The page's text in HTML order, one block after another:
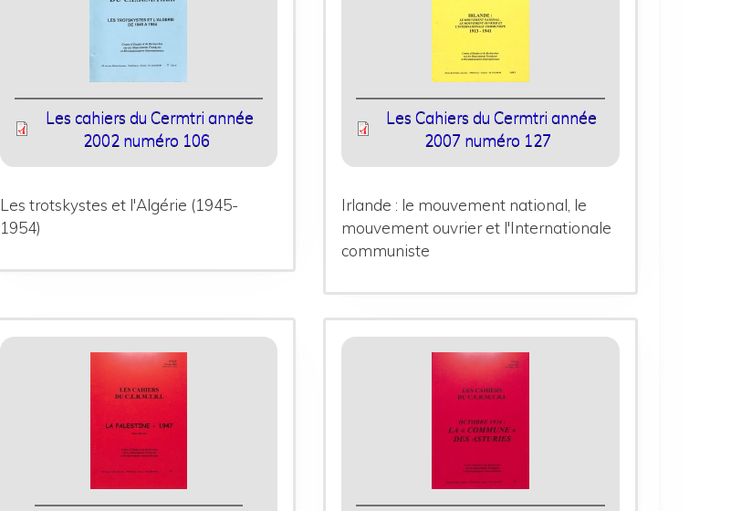
Les cahiers du Cermtri année
2002 numéro 106
Les trotskystes et l'Algérie (1945-
1954)
Les Cahiers du Cermtri année
2007 numéro 127
Irlande : le mouvement national, le
mouvement ouvrier et l'Internationale
communiste